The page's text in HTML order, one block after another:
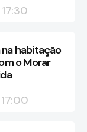
17:30
na habitação
o Morar
17:00